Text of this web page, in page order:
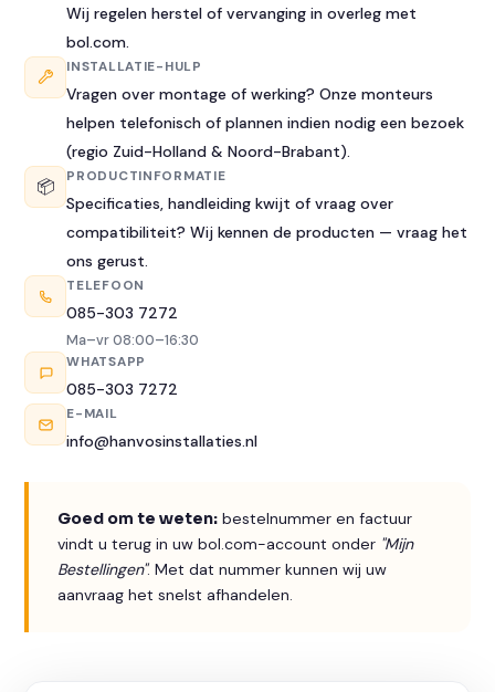
Wij regelen herstel of vervanging in overleg met
bol.com.
INSTALLATIE-HULP
Vragen over montage of werking? Onze monteurs
helpen telefonisch of plannen indien nodig een bezoek
(regio Zuid-Holland & Noord-Brabant).
📦 PRODUCTINFORMATIE
Specificaties, handleiding kwijt of vraag over
compatibiliteit? Wij kennen de producten — vraag het
ons gerust.
TELEFOON
085-303 7272
Ma–vr 08:00–16:30
WHATSAPP
085-303 7272
E-MAIL
info@hanvosinstallaties.nl
Goed om te weten: bestelnummer en factuur
vindt u terug in uw bol.com-account onder "Mijn
Bestellingen". Met dat nummer kunnen wij uw
aanvraag het snelst afhandelen.